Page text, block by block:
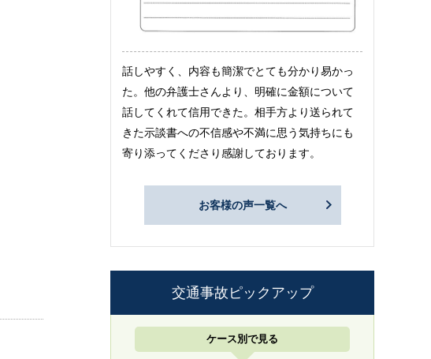
話しやすく、内容も簡潔でとても分かり易かっ
た。他の弁護士さんより、明確に金額について
話してくれて信用できた。相手方より送られて
きた示談書への不信感や不満に思う気持ちにも
寄り添ってくださり感謝しております。
お客様の声一覧へ
交通事故ピックアップ
ケース別で見る